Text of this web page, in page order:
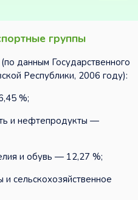
группы
данным Государственного
Республики, 2006 году):
%;
и нефтепродукты —
и обувь — 12,27 %;
сельскохозяйственное